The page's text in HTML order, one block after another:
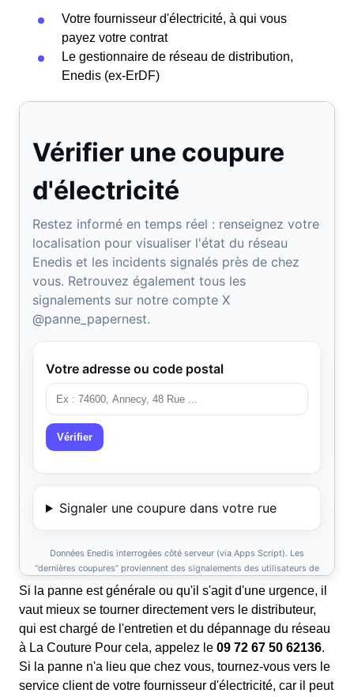
Votre fournisseur d'électricité, à qui vous
payez votre contrat
Le gestionnaire de réseau de distribution,
Enedis (ex-ErDF)
Si la panne est générale ou qu'il s'agit d'une urgence, il
vaut mieux se tourner directement vers le distributeur,
qui est chargé de l'entretien et du dépannage du réseau
à La Couture Pour cela, appelez le 09 72 67 50 62136.
Si la panne n'a lieu que chez vous, tournez-vous vers le
service client de votre fournisseur d'électricité, car il peut